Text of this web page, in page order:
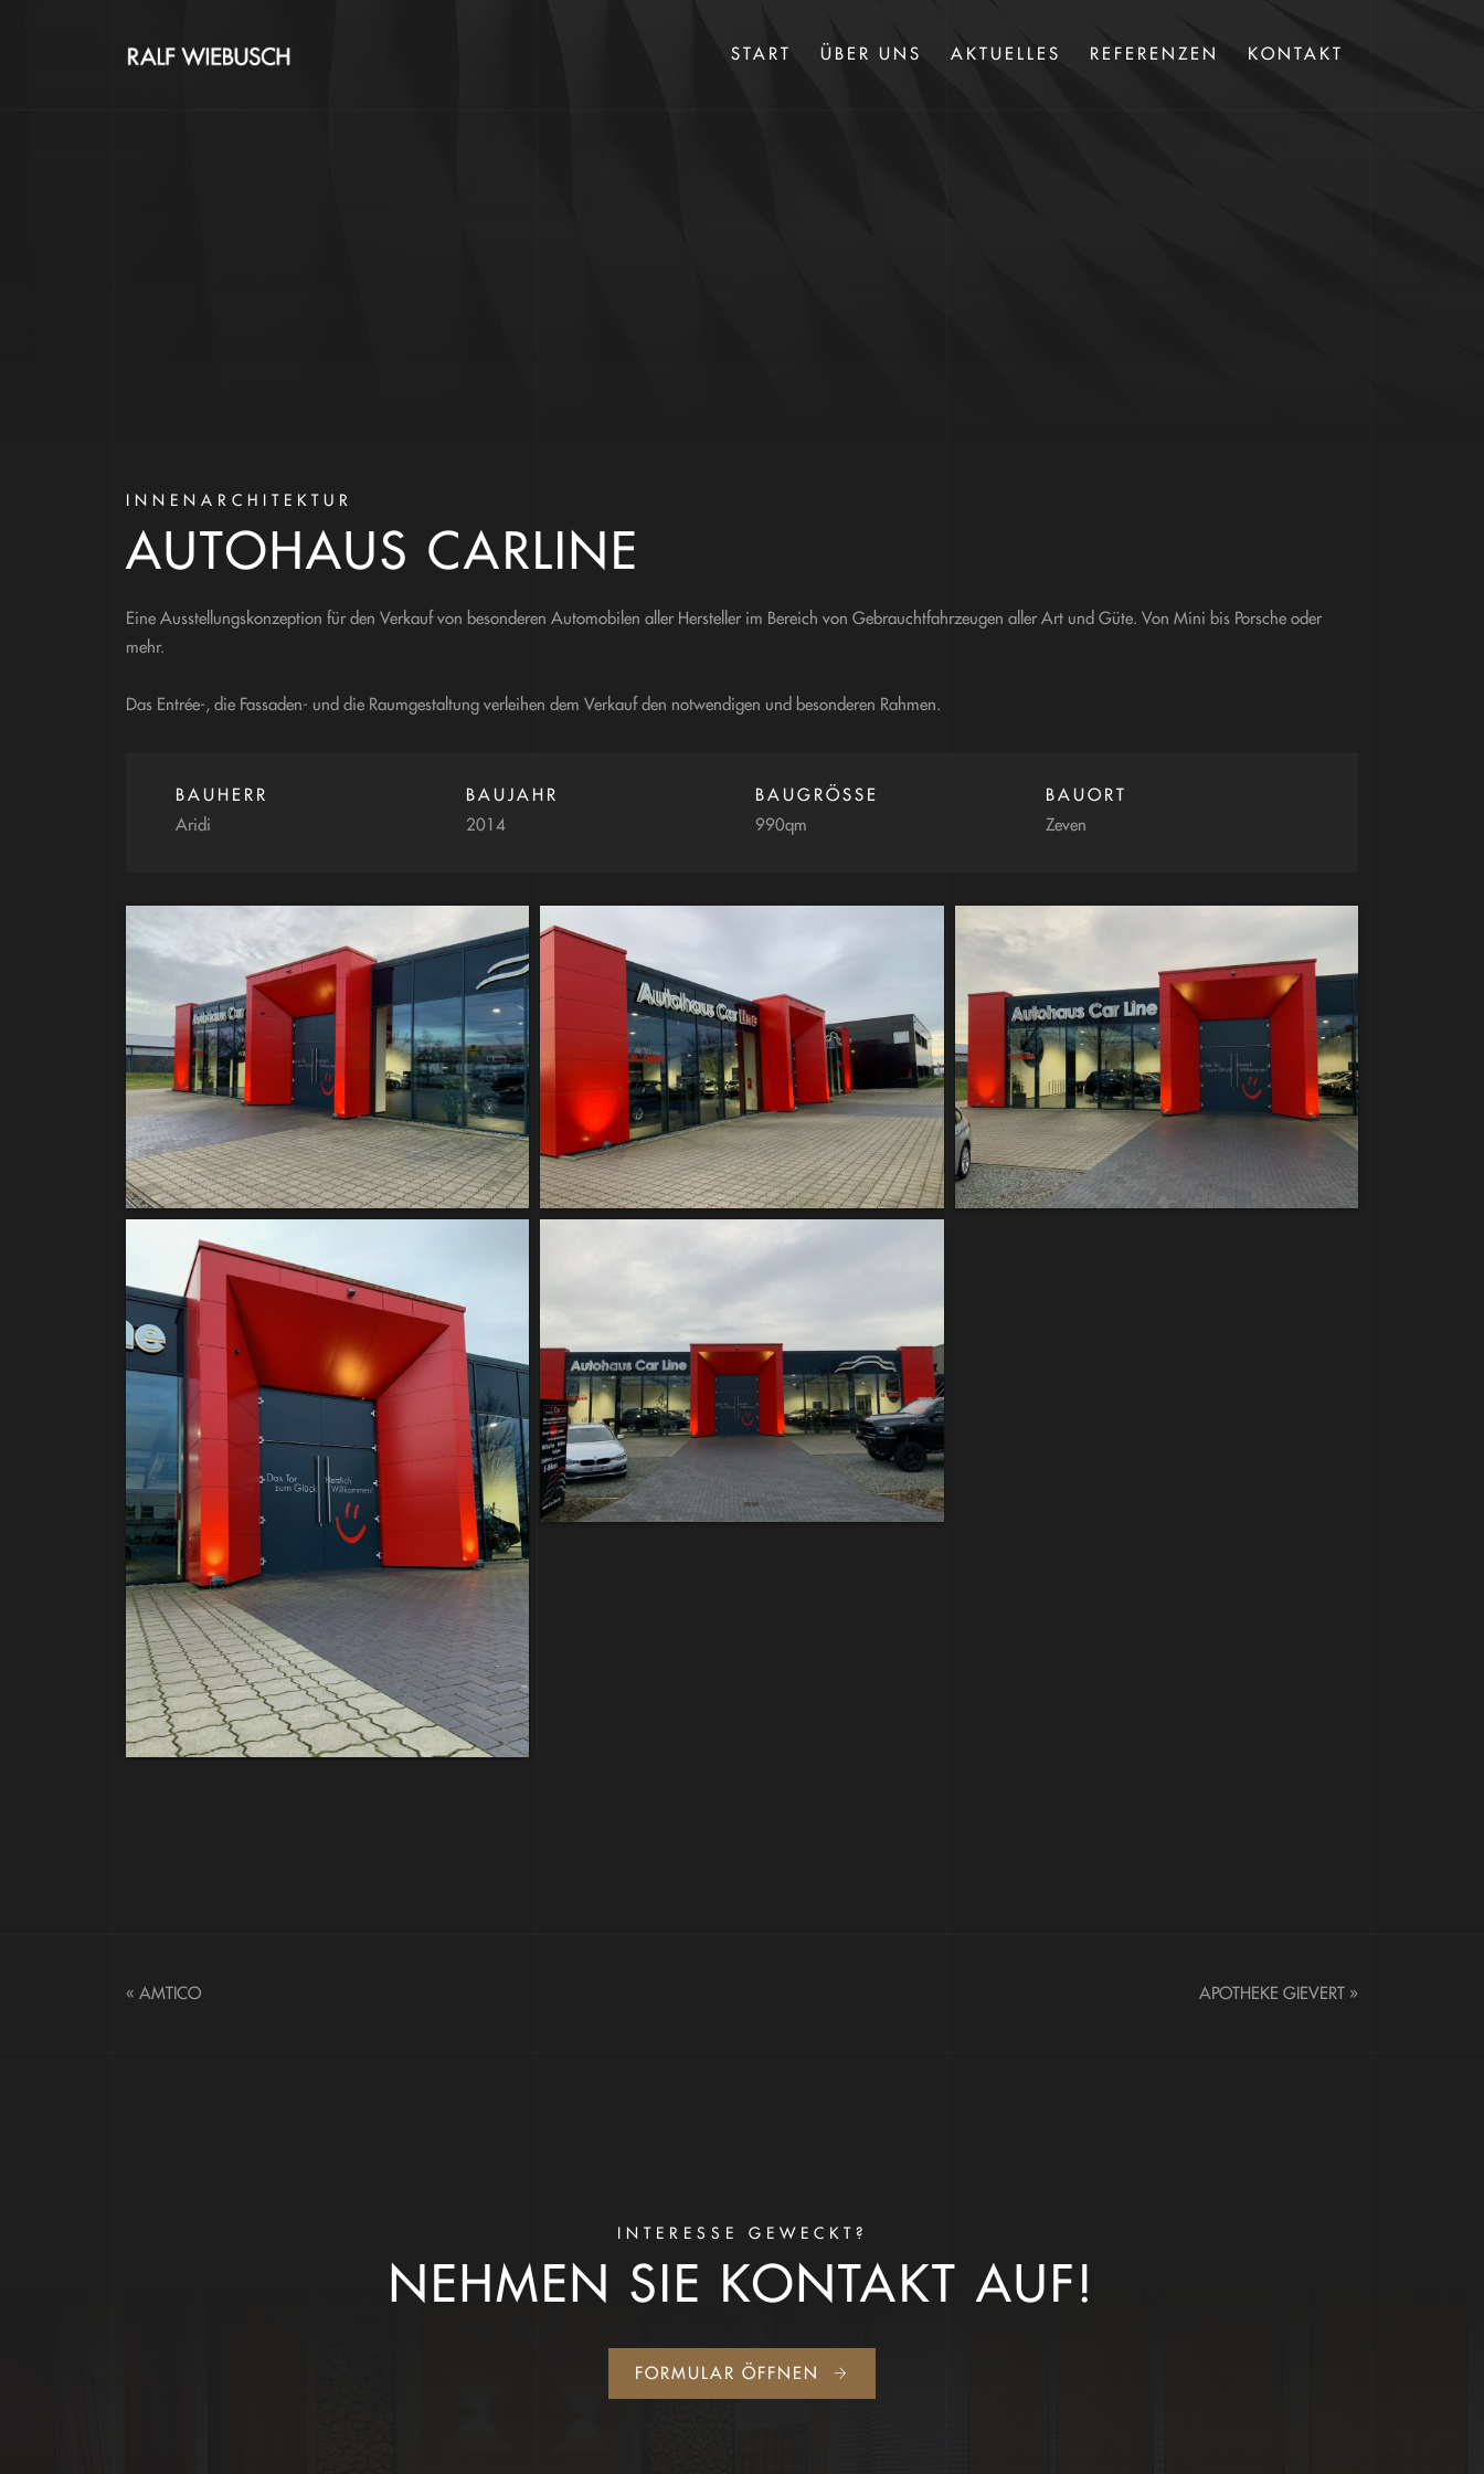
START ÜBER UNS AKTUELLES REFERENZEN KONTAKT
INNENARCHITEKTUR
AUTOHAUS CARLINE
Eine Ausstellungskonzeption für den Verkauf von besonderen Automobilen aller Hersteller im Bereich von Gebrauchtfahrzeugen aller Art und Güte. Von Mini bis Porsche oder
mehr.
Das Entrée-, die Fassaden- und die Raumgestaltung verleihen dem Verkauf den notwendigen und besonderen Rahmen.
BAUHERR
Aridi
BAUJAHR
2014
BAUGRÖSSE
990qm
BAUORT
Zeven
« AMTICO APOTHEKE GIEVERT »
INTERESSE GEWECKT?
NEHMEN SIE KONTAKT AUF!
FORMULAR ÖFFNEN